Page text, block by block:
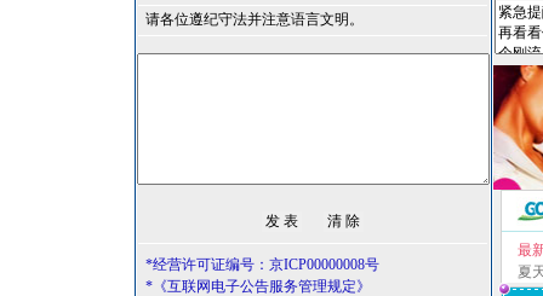
请各位遵纪守法并注意语言文明。
*经营许可证编号：京ICP00000008号
*《互联网电子公告服务管理规定》
最
夏